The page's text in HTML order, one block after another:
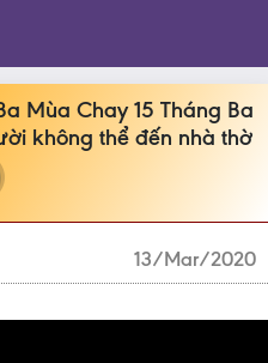
Mùa Chay 15 Tháng Ba
không thể đến nhà thờ
13/Mar/2020